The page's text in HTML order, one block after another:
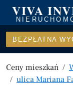
VIVA
BEZPŁATNA
Ceny mieszkań
ulica Mariana